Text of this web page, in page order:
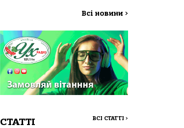
Всі новини >
СТАТТІ ВСІ СТАТТІ >